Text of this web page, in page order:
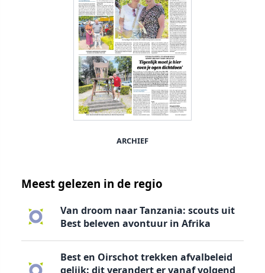
ARCHIEF
Meest gelezen in de regio
Van droom naar Tanzania: scouts uit
Best beleven avontuur in Afrika
Best en Oirschot trekken afvalbeleid
gelijk: dit verandert er vanaf volgend